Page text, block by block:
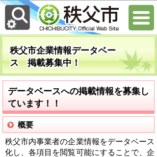
秩父市企業情報データベー
ス 掲載募集中！
データベースへの掲載情報を募集し
ています！！
概要
秩父市内事業者の企業情報をデータベース
化し、各項目を閲覧可能にすることで、企